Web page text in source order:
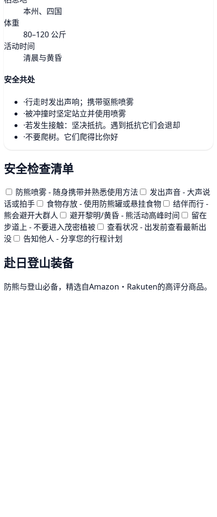
本州、四国
体重
80–120 公斤
活动时间
清晨与黄昏
安全共处
·行走时发出声响；携带驱熊喷雾
·被冲撞时坚定站立并使用喷雾
·若发生接触：坚决抵抗。遇到抵抗它们会退却
·不要爬树。它们爬得比你好
安全检查清单
防熊喷雾 - 随身携带并熟悉使用方法
发出声音 - 大声说
话或拍手
食物存放 - 使用防熊罐或悬挂食物
结伴而行 -
熊会避开大群人
避开黎明/黄昏 - 熊活动高峰时间
留在
步道上 - 不要进入茂密植被
查看状况 - 出发前查看最新出
没
告知他人 - 分享您的行程计划
赴日登山装备
防熊与登山必备，精选自Amazon・Rakuten的高评分商品。